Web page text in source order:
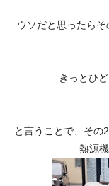
ウソだと思ったら
きっとひ
と言うことで、その
熱源